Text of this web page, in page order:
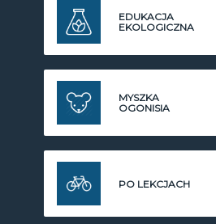
EDUKACJA
EKOLOGICZNA
MYSZKA
OGONISIA
PO LEKCJACH